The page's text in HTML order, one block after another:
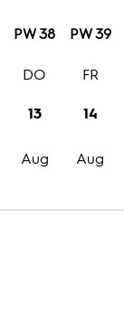
PW 38 PW 39
13
Aug
DO
14
Aug
FR